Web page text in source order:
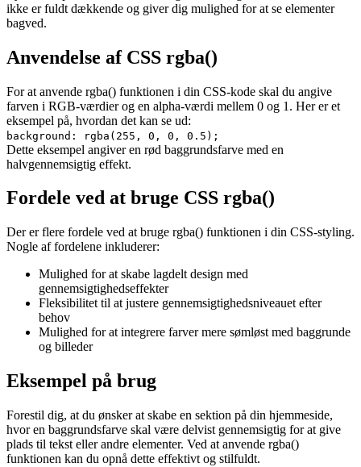
ikke er fuldt dækkende og giver dig mulighed for at se elementer
bagved.
Anvendelse af CSS rgba()
For at anvende rgba() funktionen i din CSS-kode skal du angive
farven i RGB-værdier og en alpha-værdi mellem 0 og 1. Her er et
eksempel på, hvordan det kan se ud:
background: rgba(255, 0, 0, 0.5);
Dette eksempel angiver en rød baggrundsfarve med en
halvgennemsigtig effekt.
Fordele ved at bruge CSS rgba()
Der er flere fordele ved at bruge rgba() funktionen i din CSS-styling.
Nogle af fordelene inkluderer:
Mulighed for at skabe lagdelt design med
gennemsigtighedseffekter
Fleksibilitet til at justere gennemsigtighedsniveauet efter
behov
Mulighed for at integrere farver mere sømløst med baggrunde
og billeder
Eksempel på brug
Forestil dig, at du ønsker at skabe en sektion på din hjemmeside,
hvor en baggrundsfarve skal være delvist gennemsigtig for at give
plads til tekst eller andre elementer. Ved at anvende rgba()
funktionen kan du opnå dette effektivt og stilfuldt.